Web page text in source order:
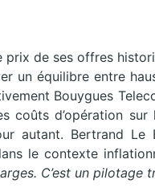
de ses offres
un équilibre entre
Bouygues
coûts d’opération sur
autant. Bertrand Le
le contexte
C’est un pilotage